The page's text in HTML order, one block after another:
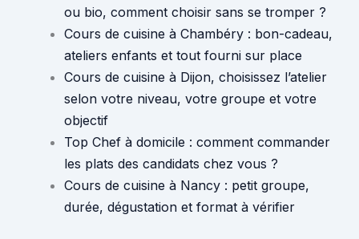
ou bio, comment choisir sans se tromper ?
Cours de cuisine à Chambéry : bon-cadeau,
ateliers enfants et tout fourni sur place
Cours de cuisine à Dijon, choisissez l’atelier
selon votre niveau, votre groupe et votre
objectif
Top Chef à domicile : comment commander
les plats des candidats chez vous ?
Cours de cuisine à Nancy : petit groupe,
durée, dégustation et format à vérifier